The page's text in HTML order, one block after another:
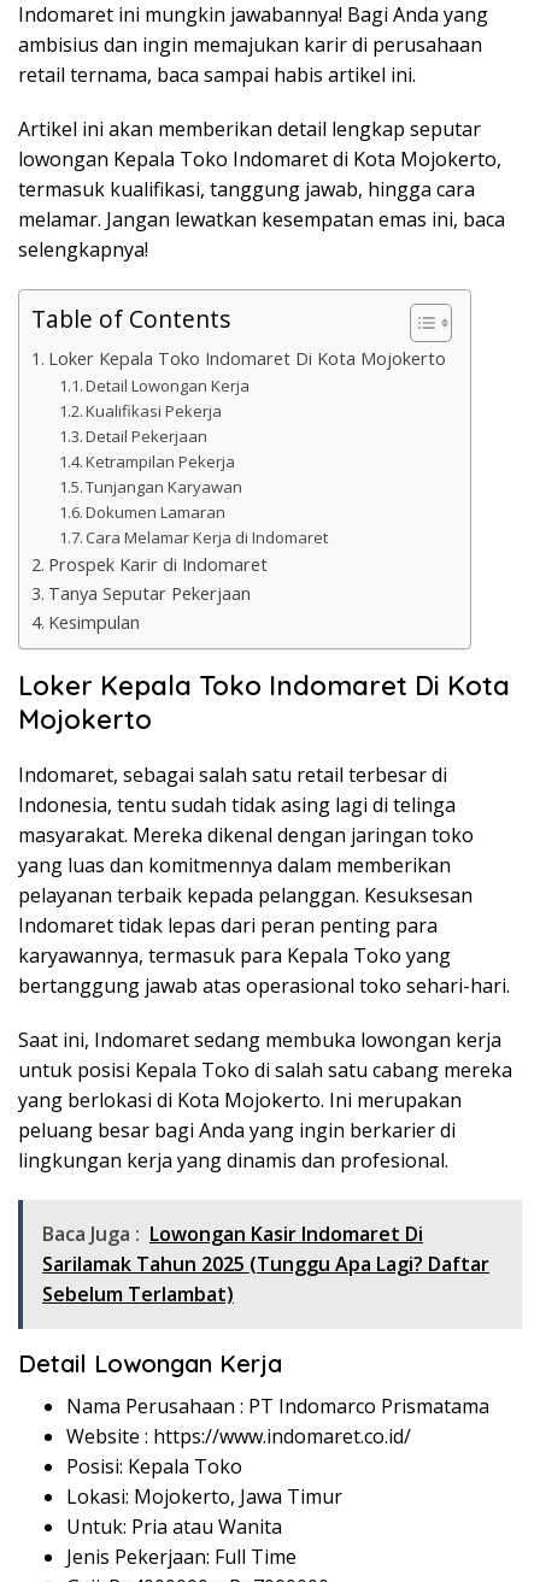
Indomaret ini mungkin jawabannya! Bagi Anda yang
ambisius dan ingin memajukan karir di perusahaan
retail ternama, baca sampai habis artikel ini.
Artikel ini akan memberikan detail lengkap seputar
lowongan Kepala Toko Indomaret di Kota Mojokerto,
termasuk kualifikasi, tanggung jawab, hingga cara
melamar. Jangan lewatkan kesempatan emas ini, baca
selengkapnya!
Table of Contents
Loker Kepala Toko Indomaret Di Kota Mojokerto
Detail Lowongan Kerja
Kualifikasi Pekerja
Detail Pekerjaan
Ketrampilan Pekerja
Tunjangan Karyawan
Dokumen Lamaran
Cara Melamar Kerja di Indomaret
Prospek Karir di Indomaret
Tanya Seputar Pekerjaan
Kesimpulan
Loker Kepala Toko Indomaret Di Kota
Mojokerto
Indomaret, sebagai salah satu retail terbesar di
Indonesia, tentu sudah tidak asing lagi di telinga
masyarakat. Mereka dikenal dengan jaringan toko
yang luas dan komitmennya dalam memberikan
pelayanan terbaik kepada pelanggan. Kesuksesan
Indomaret tidak lepas dari peran penting para
karyawannya, termasuk para Kepala Toko yang
bertanggung jawab atas operasional toko sehari-hari.
Saat ini, Indomaret sedang membuka lowongan kerja
untuk posisi Kepala Toko di salah satu cabang mereka
yang berlokasi di Kota Mojokerto. Ini merupakan
peluang besar bagi Anda yang ingin berkarier di
lingkungan kerja yang dinamis dan profesional.
Baca Juga : Lowongan Kasir Indomaret Di
Sarilamak Tahun 2025 (Tunggu Apa Lagi? Daftar
Sebelum Terlambat)
Detail Lowongan Kerja
Nama Perusahaan : PT Indomarco Prismatama
Website : https://www.indomaret.co.id/
Posisi: Kepala Toko
Lokasi: Mojokerto, Jawa Timur
Untuk: Pria atau Wanita
Jenis Pekerjaan: Full Time